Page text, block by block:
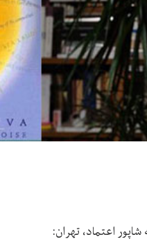
اعتماد، تهران: